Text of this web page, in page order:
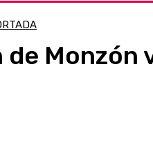
de Monzón